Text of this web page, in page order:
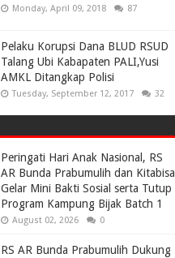
Monday, April 09, 2018 87
Pelaku Korupsi Dana BLUD RSUD
Talang Ubi Kabapaten PALI,Yusi
AMKL Ditangkap Polisi
Tuesday, September 12, 2017 32
Peringati Hari Anak Nasional, RS
AR Bunda Prabumulih dan Kitabisa
Gelar Mini Bakti Sosial serta Tutup
Program Kampung Bijak Batch 1
August 02, 2026 0
RS AR Bunda Prabumulih Dukung